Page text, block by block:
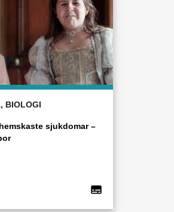
BIOLOGI
sjukdomar –